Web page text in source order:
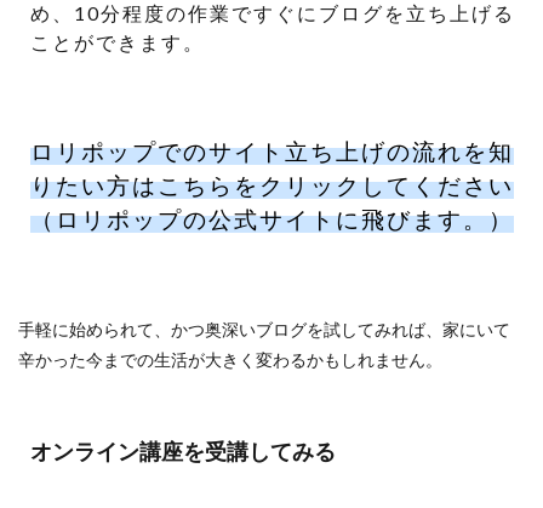
め、10分程度の作業ですぐにブログを立ち上げる
ことができます。
ロリポップでのサイト立ち上げの流れを知
りたい方はこちらをクリックしてください
（ロリポップの公式サイトに飛びます。）
手軽に始められて、かつ奥深いブログを試してみれば、家にいて
辛かった今までの生活が大きく変わるかもしれません。
オンライン講座を受講してみる